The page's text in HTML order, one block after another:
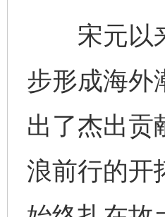
宋元以来
步形成海外
出了杰出贡
浪前行的开